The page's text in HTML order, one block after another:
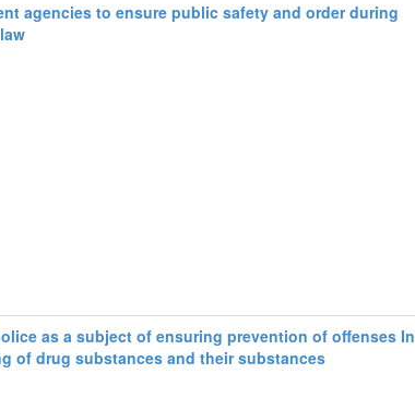
agencies to ensure public safety and order during
as a subject of ensuring prevention of offenses In
of drug substances and their substances